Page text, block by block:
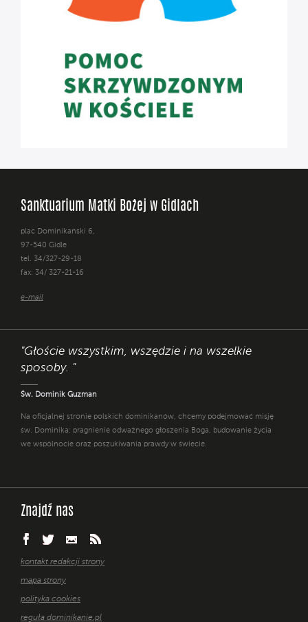
Sanktuarium Matki Bożej w Gidlach
plac Dominikański 6,
97-540 Gidle
tel. 34/327-29-18
fax: 34/ 327-21-16
e-mail
"Głoście wszystkim, wszędzie i na wszelkie
sposoby. "
Św. Dominik Guzman
Na oficjalnej stronie polskich dominikanów, chcemy podejmować misję
św. Dominika: pragnienie odważnego głoszenia Boga, budowanie życia
we wspólnocie oraz poszukiwania prawdy w świecie.
Znajdź nas
kontakt redakcji strony
mapa strony
polityka cookies
reguła dominikanie.pl